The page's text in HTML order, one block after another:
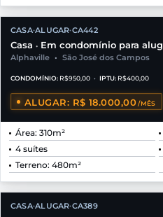
CASA•ALUGAR•CA442
Casa • Em condomínio para
Alphaville • São José dos Campos
CONDOMÍNIO: R$950,00 • IPTU: R$400,00
ALUGAR: R$ 18.000,00 /MÊS
Área: 310m²
4 suítes
Terreno: 480m²
CASA•ALUGAR•CA389